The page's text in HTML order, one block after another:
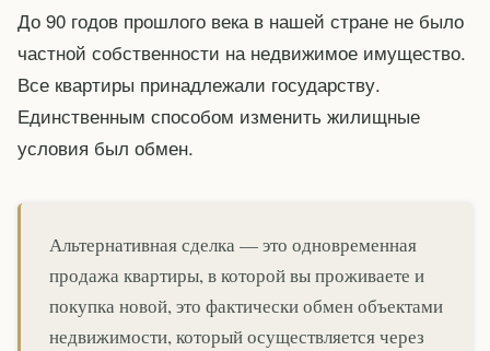
До 90 годов прошлого века в нашей стране не было
частной собственности на недвижимое имущество.
Все квартиры принадлежали государству.
Единственным способом изменить жилищные
условия был обмен.
Альтернативная сделка — это одновременная
продажа квартиры, в которой вы проживаете и
покупка новой, это фактически обмен объектами
недвижимости, который осуществляется через